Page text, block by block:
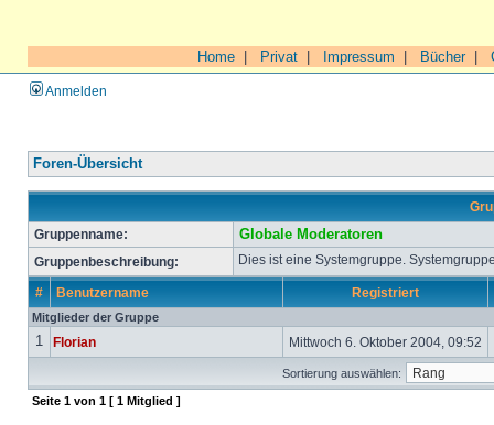
Home Privat Impressum Bücher|
Anmelden
Foren-Übersicht
Gruppenname:
Globale Moderatoren
Gruppenbeschreibung: Dies ist eine Systemgruppe.
# Benutzername Registriert
Mitglieder der Gruppe
1 Florian Mittwoch 6. Oktober 2004, 09:52
Sortierung auswählen:
Seite 1 von 1 [ 1 Mitglied ]